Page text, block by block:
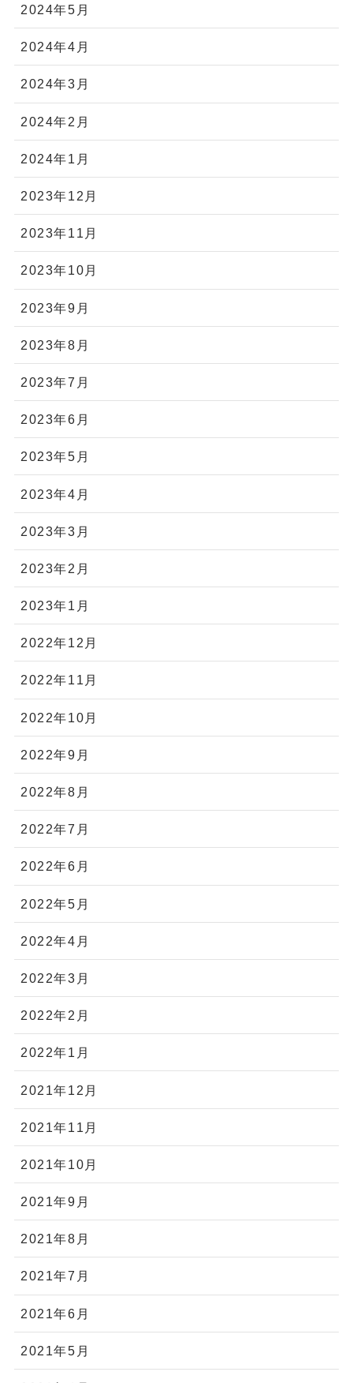
2024年5月
2024年4月
2024年3月
2024年2月
2024年1月
2023年12月
2023年11月
2023年10月
2023年9月
2023年8月
2023年7月
2023年6月
2023年5月
2023年4月
2023年3月
2023年2月
2023年1月
2022年12月
2022年11月
2022年10月
2022年9月
2022年8月
2022年7月
2022年6月
2022年5月
2022年4月
2022年3月
2022年2月
2022年1月
2021年12月
2021年11月
2021年10月
2021年9月
2021年8月
2021年7月
2021年6月
2021年5月